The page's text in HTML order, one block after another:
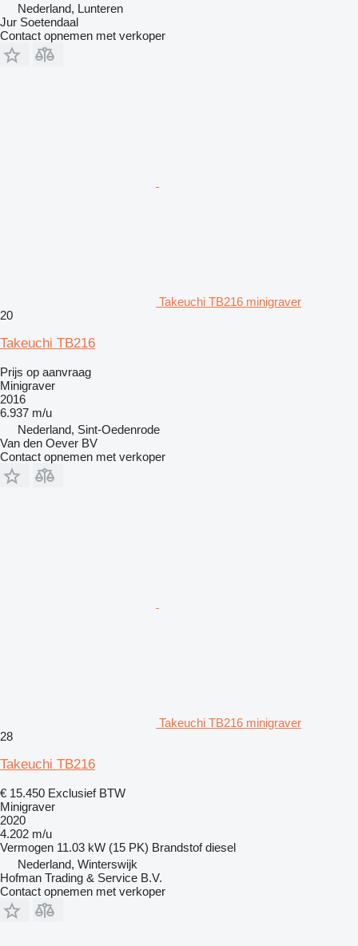
Nederland, Lunteren
Jur Soetendaal
Contact opnemen met verkoper
Takeuchi TB216 minigraver
20
Takeuchi TB216
Prijs op aanvraag
Minigraver
2016
6.937 m/u
Nederland, Sint-Oedenrode
Van den Oever BV
Contact opnemen met verkoper
Takeuchi TB216 minigraver
28
Takeuchi TB216
€ 15.450 Exclusief BTW
Minigraver
2020
4.202 m/u
Vermogen 11.03 kW (15 PK) Brandstof diesel
Nederland, Winterswijk
Hofman Trading & Service B.V.
Contact opnemen met verkoper